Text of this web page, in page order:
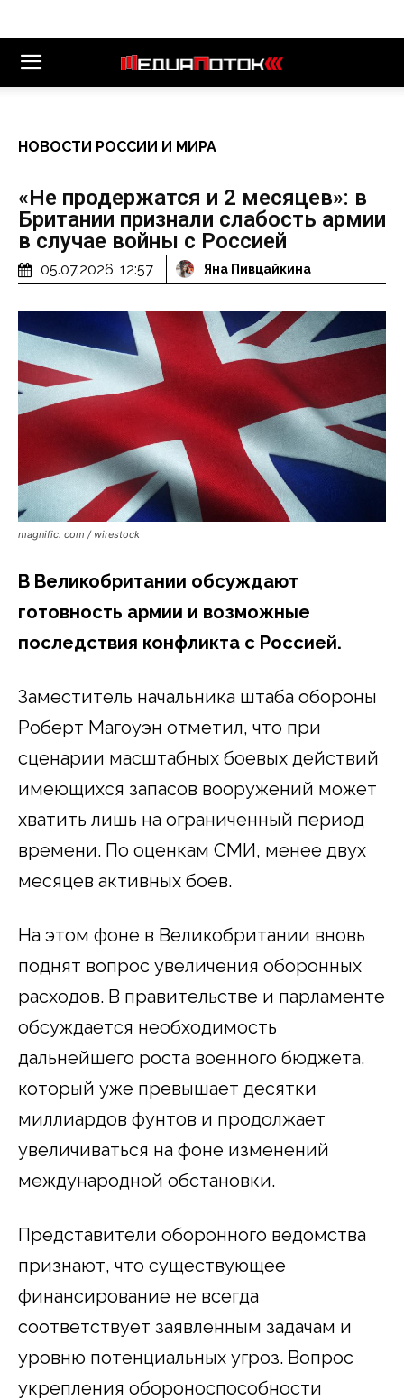
НОВОСТИ РОССИИ И МИРА
«Не продержатся и 2 месяцев»: в
Британии признали слабость армии
в случае войны с Россией
05.07.2026, 12:57 Яна Пивцайкина
magnific. com / wirestock
В Великобритании обсуждают
готовность армии и возможные
последствия конфликта с Россией.
Заместитель начальника штаба обороны
Роберт Магоуэн отметил, что при
сценарии масштабных боевых действий
имеющихся запасов вооружений может
хватить лишь на ограниченный период
времени. По оценкам СМИ, менее двух
месяцев активных боев.
На этом фоне в Великобритании вновь
поднят вопрос увеличения оборонных
расходов. В правительстве и парламенте
обсуждается необходимость
дальнейшего роста военного бюджета,
который уже превышает десятки
миллиардов фунтов и продолжает
увеличиваться на фоне изменений
международной обстановки.
Представители оборонного ведомства
признают, что существующее
финансирование не всегда
соответствует заявленным задачам и
уровню потенциальных угроз. Вопрос
укрепления обороноспособности